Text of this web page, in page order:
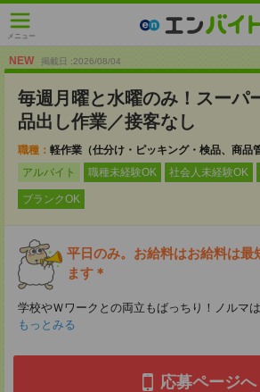
メニュー
NEW 掲載日 :2026/08/04
毎週月曜と水曜のみ！スーパ
品出し作業／接客なし
職種： 軽作業（仕分け・ピッキング・検品、商品
アルバイト
職種未経験OK 社会人未経験OK
ブランクOK
平日のみ。お給料はお給料は最
ます＊
学校やＷワークとの両立もばっちり！ノルマ
もっとみる
応募ページへ